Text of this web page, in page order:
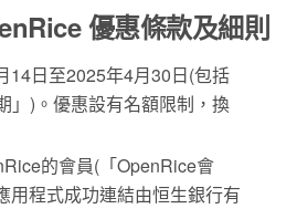
優惠條款及細則
14日至2025年4月30日(包括
」)。優惠設有名額限制，換
的會員(「OpenRice會
用程式成功連結由恒生銀行有